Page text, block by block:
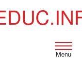
Menu